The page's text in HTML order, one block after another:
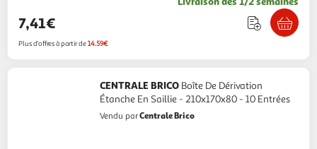
7,41€
Plus d'offres à partir de14.59€
CENTRALE BRICO
Étanche En Saillie - 210x170x80 - 10 Entrées
Vendu parCentrale Brico